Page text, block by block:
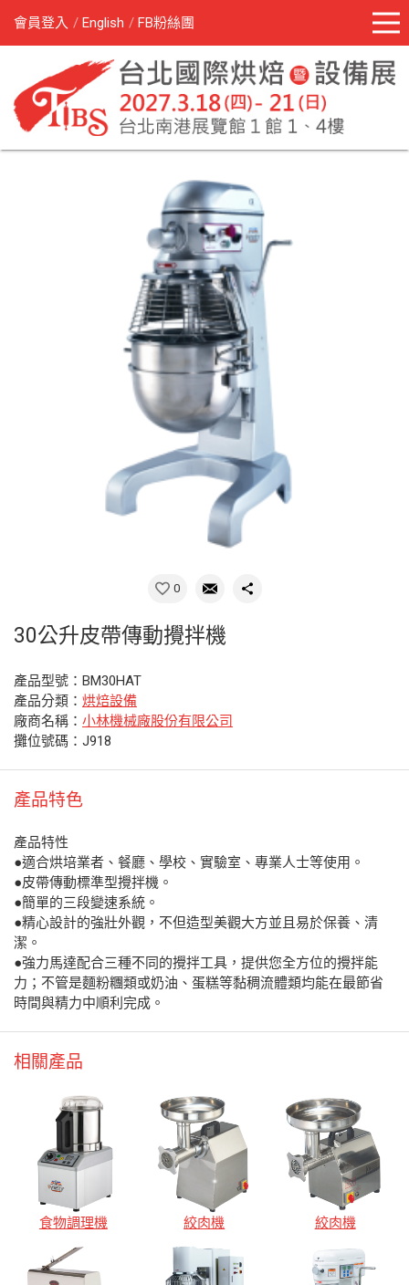
會員登入 English FB粉絲團
0
30公升皮帶傳動攪拌機
產品型號：BM30HAT
產品分類： 烘焙設備
廠商名稱： 小林機械廠股份有限公司
攤位號碼：J918
產品特色
產品特性
●適合烘培業者、餐廳、學校、實驗室、專業人士等使用。
●皮帶傳動標準型攪拌機。
●簡單的三段變速系統。
●精心設計的強壯外觀，不但造型美觀大方並且易於保養、清
潔。
●強力馬達配合三種不同的攪拌工具，提供您全方位的攪拌能
力；不管是麵粉糰類或奶油、蛋糕等黏稠流體類均能在最節省
時間與精力中順利完成。
相關產品
食物調理機 絞肉機 絞肉機